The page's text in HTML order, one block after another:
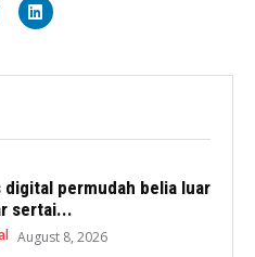
digital permudah belia luar
sertai...
August 8, 2026